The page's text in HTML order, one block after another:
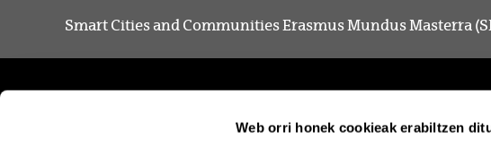
Web orri honek cookieak erabiltzen
Smart Cities and Communities Erasmus Mundus Masterra